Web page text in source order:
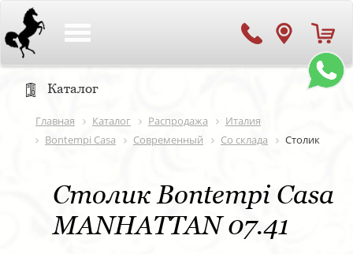
Каталог
Главная Каталог Распродажа
Италия
Bontempi Casa
Современный Со склада Столик
Столик Bontempi Casa
MANHATTAN 07.41